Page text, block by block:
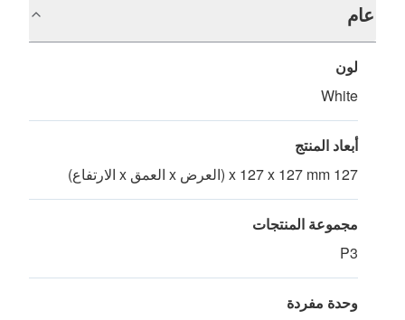
عام
لون
White
أبعاد المنتج
127 x 127 x 127 mm (العرض x العمق x الارتفاع)
مجموعة المنتجات
P3
وحدة مفردة